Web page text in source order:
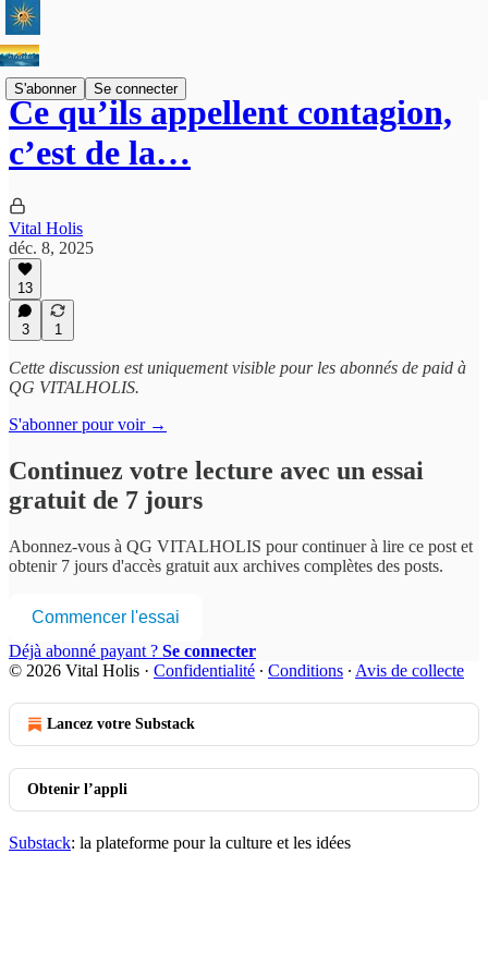
S'abonner Se connecter
Ce qu’ils appellent contagion,
c’est de la…
Vital Holis
déc. 8, 2025
13
3 1
Cette discussion est uniquement visible pour les abonnés de paid à
QG VITALHOLIS.
S'abonner pour voir →
Continuez votre lecture avec un essai
gratuit de 7 jours
Abonnez-vous à QG VITALHOLIS pour continuer à lire ce post et
obtenir 7 jours d'accès gratuit aux archives complètes des posts.
Commencer l'essai
Déjà abonné payant ? Se connecter
© 2026 Vital Holis · Confidentialité ∙ Conditions ∙ Avis de collecte
Lancez votre Substack
Obtenir l’appli
Substack: la plateforme pour la culture et les idées